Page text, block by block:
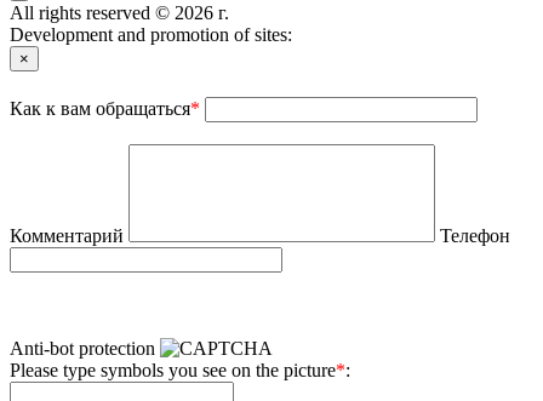
All rights reserved © 2026 г.
Development and promotion of sites:
×
Как к вам обращаться*
Комментарий Телефон
Anti-bot protection
Please type symbols you see on the picture*: